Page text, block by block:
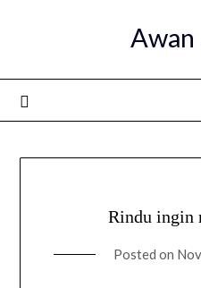
Awan
Rindu ingin
Posted on